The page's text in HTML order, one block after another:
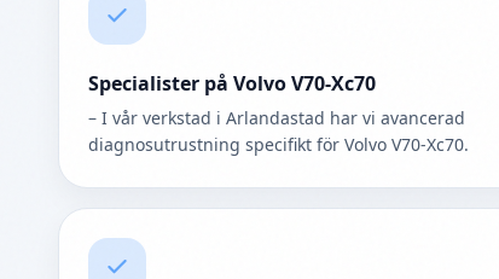
Specialister på Volvo V70-Xc70
– I vår verkstad i Arlandastad har vi avancerad
diagnosutrustning specifikt för Volvo V70-Xc70.